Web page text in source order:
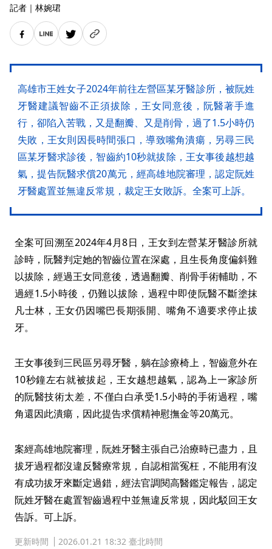
記者 ｜ 林婉珺
高雄市王姓女子2024年前往左營區某牙醫診所，被阮姓
牙醫建議智齒不正須拔除，王女同意後，阮醫著手進
行，卻陷入苦戰，又是翻瓣、又是削骨，過了1.5小時仍
失敗，王女則因長時間張口，導致嘴角潰瘍，另尋三民
區某牙醫求診後，智齒約10秒就拔除，王女事後越想越
氣，提告阮醫求償20萬元，經高雄地院審理，認定阮姓
牙醫處置並無違反常規，裁定王女敗訴。全案可上訴。
全案可回溯至2024年4月8日，王女到左營某牙醫診所就
診時，阮醫判定她的智齒位置在深處，且生長角度偏斜難
以拔除，經過王女同意後，透過翻瓣、削骨手術輔助，不
過經1.5小時後，仍難以拔除，過程中即使阮醫不斷塗抹
凡士林，王女仍因嘴巴長期張開、嘴角不適要求停止拔
牙。
王女事後到三民區另尋牙醫，躺在診療椅上，智齒意外在
10秒鐘左右就被拔起，王女越想越氣，認為上一家診所
的阮醫技術太差，不僅白白承受1.5小時的手術過程，嘴
角還因此潰瘍，因此提告求償精神慰撫金等20萬元。
案經高雄地院審理，阮姓牙醫主張自己治療時已盡力，且
拔牙過程都沒違反醫療常規，自認相當冤枉，不能用有沒
有成功拔牙來斷定過錯，經法官調閱高醫鑑定報告，認定
阮姓牙醫在處置智齒過程中並無違反常規，因此駁回王女
告訴。可上訴。
更新時間 2026.01.21 18:32 臺北時間